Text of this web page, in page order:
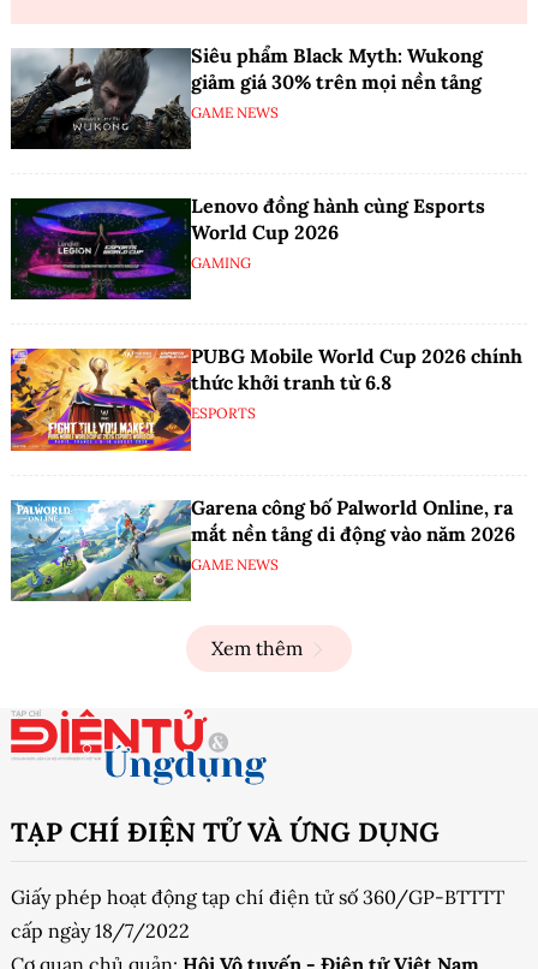
Siêu phẩm Black Myth: Wukong
giảm giá 30% trên mọi nền tảng
GAME NEWS
Lenovo đồng hành cùng Esports
World Cup 2026
GAMING
PUBG Mobile World Cup 2026 chính
thức khởi tranh từ 6.8
ESPORTS
Garena công bố Palworld Online, ra
mắt nền tảng di động vào năm 2026
GAME NEWS
Xem thêm
TẠP CHÍ ĐIỆN TỬ VÀ ỨNG DỤNG
Giấy phép hoạt động tạp chí điện tử số 360/GP-BTTTT
cấp ngày 18/7/2022